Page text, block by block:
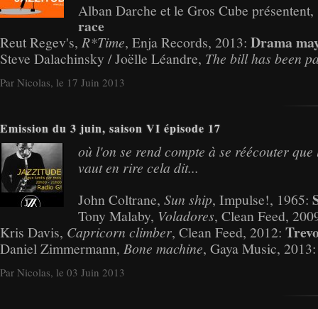
Alban Darche et le Gros Cube présentent,
race
Reut Regev's, R*Time, Enja Records, 2013: Drama
Steve Dalachinsky / Joëlle Léandre, The bill has been
Par Nicolas, le 17 Juin 2013
Emission du 3 juin, saison VI épisode 17
où l'on se rend compte à se réécouter
vaut en rire cela dit...
John Coltrane, Sun ship, Impulse!, 1965:
Tony Malaby, Voladores, Clean Feed,
Kris Davis, Capricorn climber, Clean Feed, 2012:
Daniel Zimmermann, Bone machine, Gaya Music,
Par Nicolas, le 03 Juin 2013